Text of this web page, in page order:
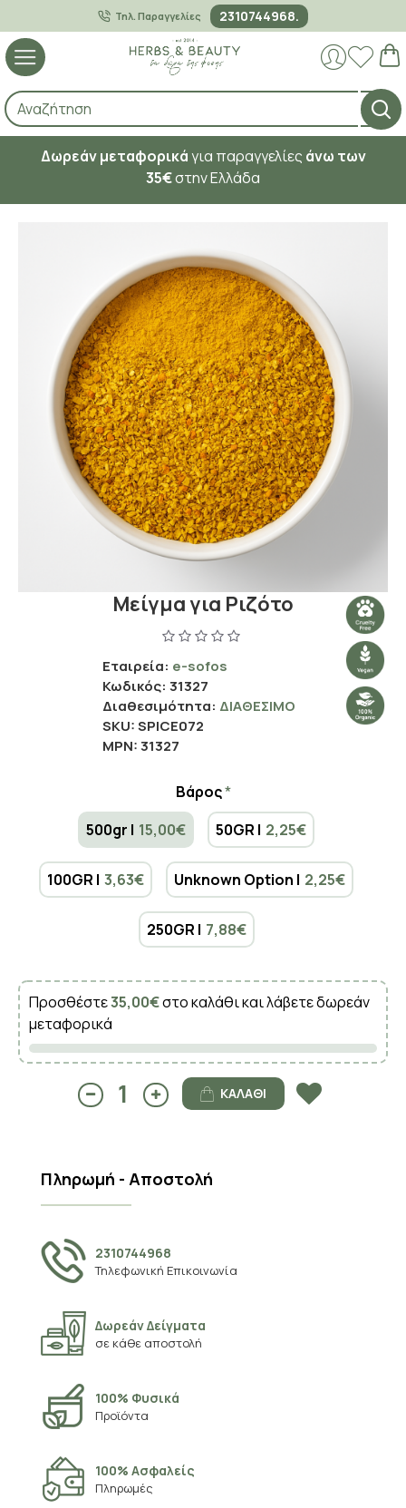
Τηλ. Παραγγελίες 2310744968.
Δωρεάν μεταφορικάγια παραγγελίες άνω των
35€στην Ελλάδα
Μείγμα για Ριζότο
Εταιρεία: e-sofos
Κωδικός: 31327
Διαθεσιμότητα: ΔΙΑΘΈΣΙΜΟ
SKU:SPICE072
MPN:31327
Βάρος
500gr | 15,00€ 50GR | 2,25€
100GR | 3,63€ Unknown Option | 2,25€
250GR | 7,88€
Προσθέστε35,00€στο καλάθι και λάβετε δωρεάν
μεταφορικά
ΚΑΛΆΘΙ
Πληρωμή - Αποστολή
2310744968
Τηλεφωνική Επικοινωνία
Δωρεάν Δείγματα
σε κάθε αποστολή
100% Φυσικά
Προϊόντα
100% Ασφαλείς
Πληρωμές